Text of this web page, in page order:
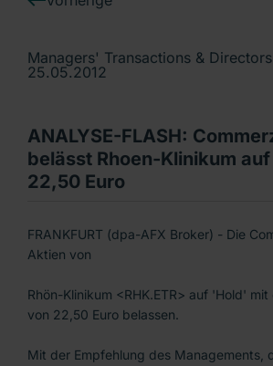
Ein Unternehmen der RHÖN-KLINIKUM AG
Managers' Transactions &
25.05.2012
ANALYSE-FLASH:
belässt Rhoen-Klinikum
22,50 Euro
FRANKFURT (dpa-AFX Broker) - Die
Aktien von
Rhön-Klinikum <RHK.ETR> auf 'Hold' mit
von 22,50 Euro belassen.
Mit der Empfehlung des Managements,